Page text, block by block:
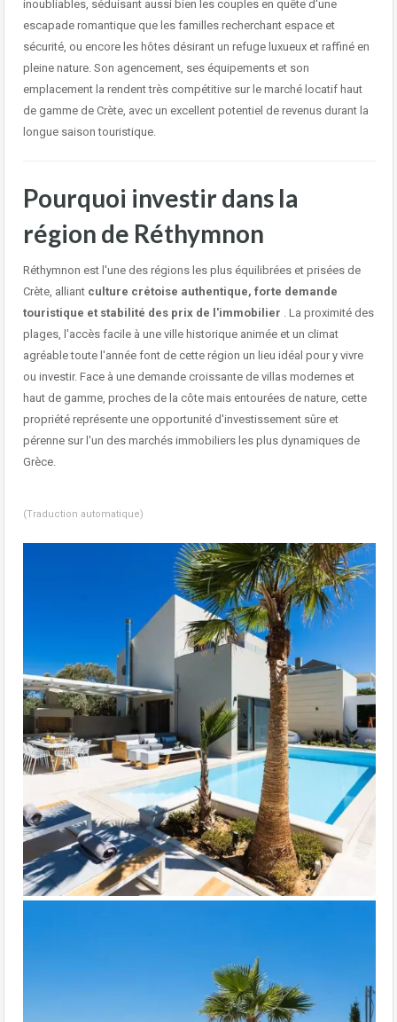
inoubliables, séduisant aussi bien les couples en quête d'une
escapade romantique que les familles recherchant espace et
sécurité, ou encore les hôtes désirant un refuge luxueux et raffiné en
pleine nature. Son agencement, ses équipements et son
emplacement la rendent très compétitive sur le marché locatif haut
de gamme de Crète, avec un excellent potentiel de revenus durant la
longue saison touristique.
Pourquoi investir dans la
région de Réthymnon
Réthymnon est l'une des régions les plus équilibrées et prisées de
Crète, alliant culture crétoise authentique, forte demande
touristique et stabilité des prix de l'immobilier . La proximité des
plages, l'accès facile à une ville historique animée et un climat
agréable toute l'année font de cette région un lieu idéal pour y vivre
ou investir. Face à une demande croissante de villas modernes et
haut de gamme, proches de la côte mais entourées de nature, cette
propriété représente une opportunité d'investissement sûre et
pérenne sur l'un des marchés immobiliers les plus dynamiques de
Grèce.
(Traduction automatique)